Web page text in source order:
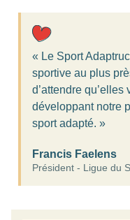
« Le Sport
sportive au plus
d’attendre
développant notre
sport adapté. »
Francis Faelens
Président - Ligue du